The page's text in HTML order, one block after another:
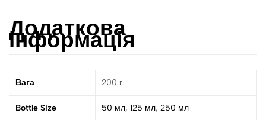
Додаткова
інформація
Вага 200 г
Bottle Size 50 мл, 125 мл, 250 мл